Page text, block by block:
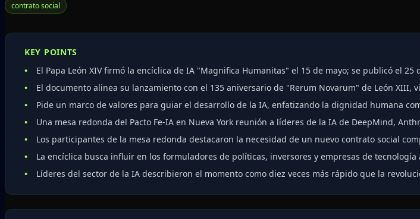
contrato social
KEY POINTS
El Papa León XIV firmó la encíclica de IA "Magnifica Humanitas" el 15 de mayo; se publicó el 25
El documento alinea su lanzamiento con el 135 aniversario de "Rerum Novarum" de León XIII,
Pide un marco de valores para guiar el desarrollo de la IA, enfatizando la dignidad humana
Una mesa redonda del Pacto Fe-IA en Nueva York reunión a líderes de la IA de DeepMind,
Los participantes de la mesa redonda destacaron la necesidad de un nuevo contrato social
La encíclica busca influir en los formuladores de políticas, inversores y empresas de
Líderes del sector de la IA describieron el momento como diez veces más rápido que la